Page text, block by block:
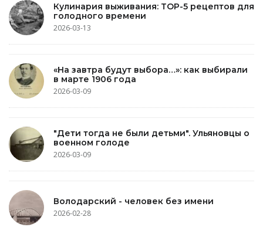
Кулинария выживания: TOP-5 рецептов для
голодного времени
2026-03-13
«На завтра будут выбора…»: как выбирали
в марте 1906 года
2026-03-09
"Дети тогда не были детьми". Ульяновцы о
военном голоде
2026-03-09
Володарский - человек без имени
2026-02-28